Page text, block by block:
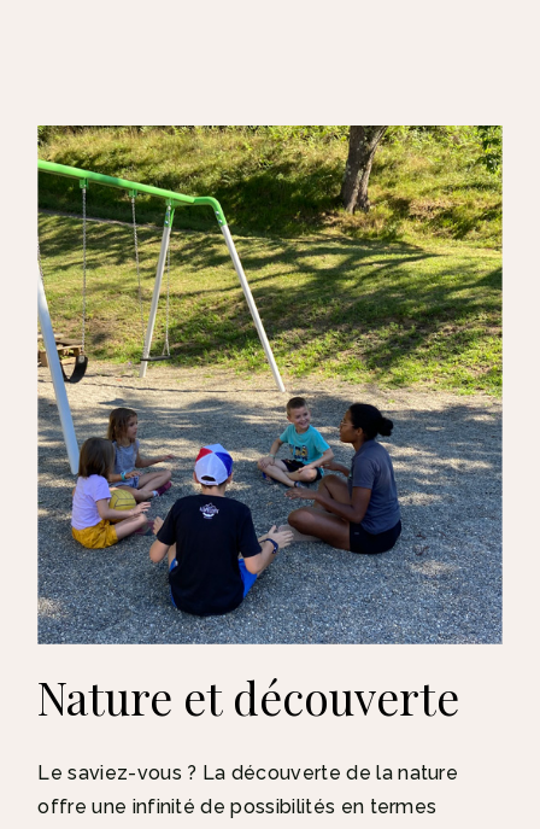
Nature et découverte
Le saviez-vous ? La découverte de la nature
offre une infinité de possibilités en termes